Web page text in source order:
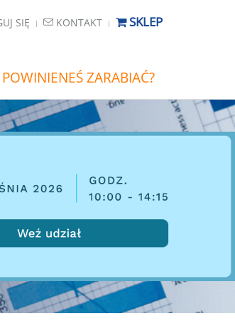
SIĘ KONTAKT SKLEP
ZARABIAĆ?